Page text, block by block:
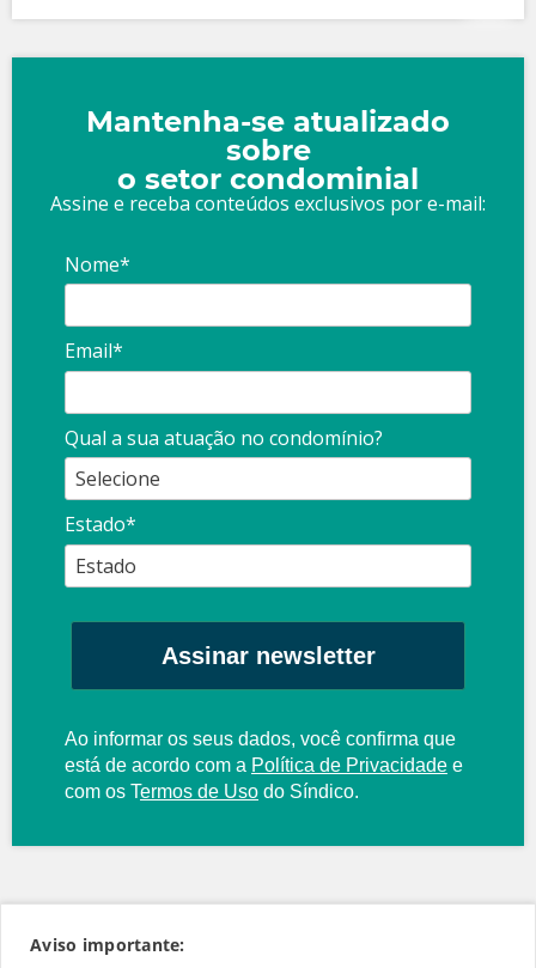
Mantenha-se atualizado
sobre
o setor condominial
Assine e receba conteúdos exclusivos por e-mail:
Nome*
Email*
Qual a sua atuação no condomínio?
Estado*
Assinar newsletter
Ao informar os seus dados, você confirma que
está de acordo com a Política de Privacidade e
com os Termos de Uso do Síndico.
Aviso importante: